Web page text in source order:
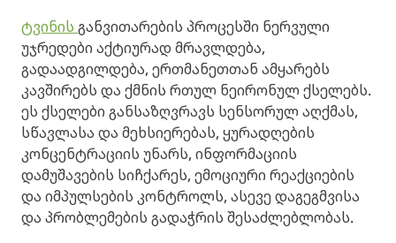
ტვინის განვითარების პროცესში ნერვული
უჯრედები აქტიურად მრავლდება,
გადაადგილდება, ერთმანეთთან ამყარებს
კავშირებს და ქმნის რთულ ნეირონულ ქსელებს.
ეს ქსელები განსაზღვრავს სენსორულ აღქმას,
სწავლასა და მეხსიერებას, ყურადღების
კონცენტრაციის უნარს, ინფორმაციის
დამუშავების სიჩქარეს, ემოციური რეაქციების
და იმპულსების კონტროლს, ასევე დაგეგმვისა
და პრობლემების გადაჭრის შესაძლებლობას.